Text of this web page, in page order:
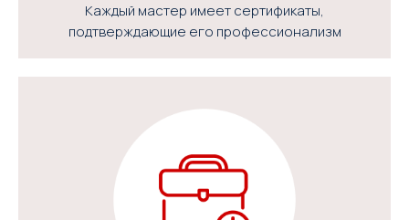
Каждый мастер имеет сертификаты,
подтверждающие его профессионализм